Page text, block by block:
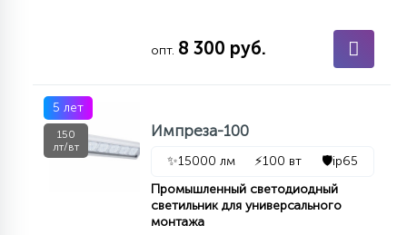
опт. 8 300 руб.
5 лет
150
лт/вт
Импреза-100
✨15000 лм ⚡100 вт 🛡️ip65
Промышленный светодиодный
светильник для универсального
монтажа